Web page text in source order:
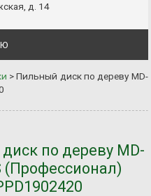
д. 14
>Пильный диск по дереву MD-
по дереву MD-
(Профессионал)